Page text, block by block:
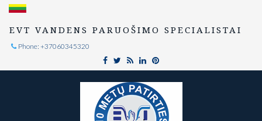
EVT VANDENS PARUOŠIMO SPECIALISTAI
 Phone: +37060345320